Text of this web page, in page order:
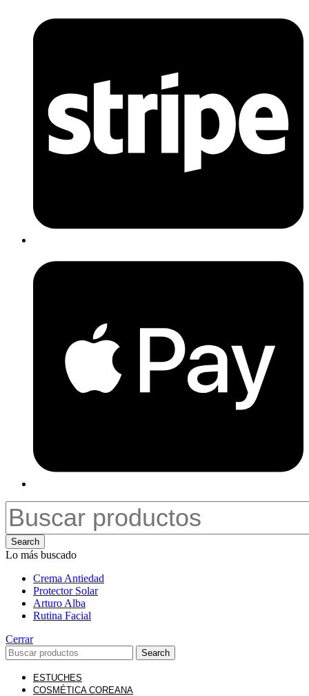
Search
Lo más buscado
Crema Antiedad
Protector Solar
Arturo Alba
Rutina Facial
Cerrar
Search
ESTUCHES
COSMÉTICA COREANA